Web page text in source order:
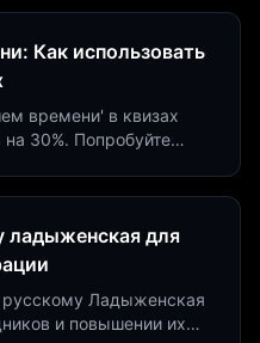
Как использовать
времени' в квизах
на 30%. Попробуйте
ладыженская для
русскому Ладыженская
и повышении их